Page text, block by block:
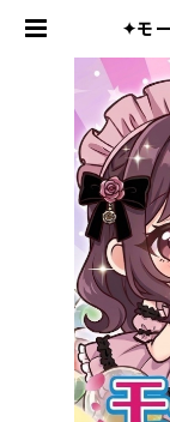
✦モ